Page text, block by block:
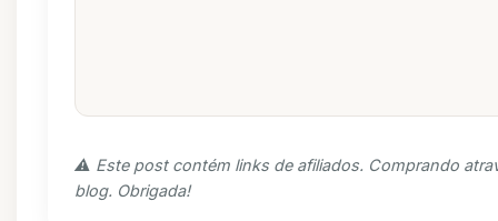
⚠️ Este post contém links de afiliados. Comprando
blog. Obrigada!